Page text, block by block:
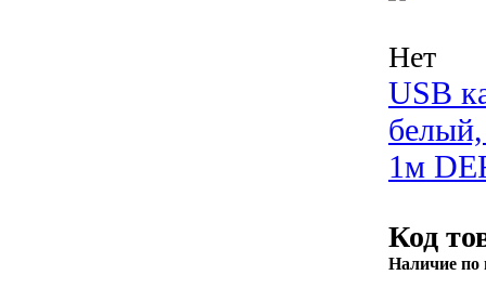
Нет
USB
1м
Код
Наличие по